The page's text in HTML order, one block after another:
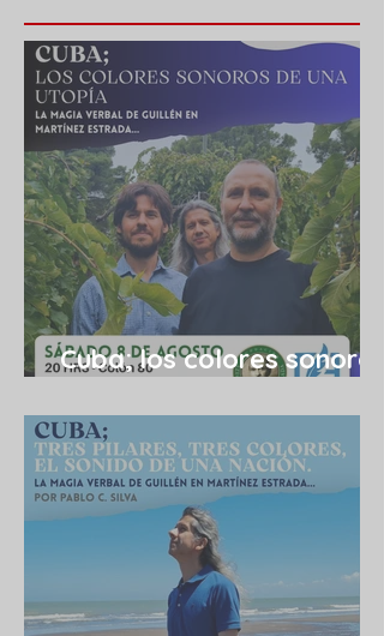
Cuba; los colores sonoros